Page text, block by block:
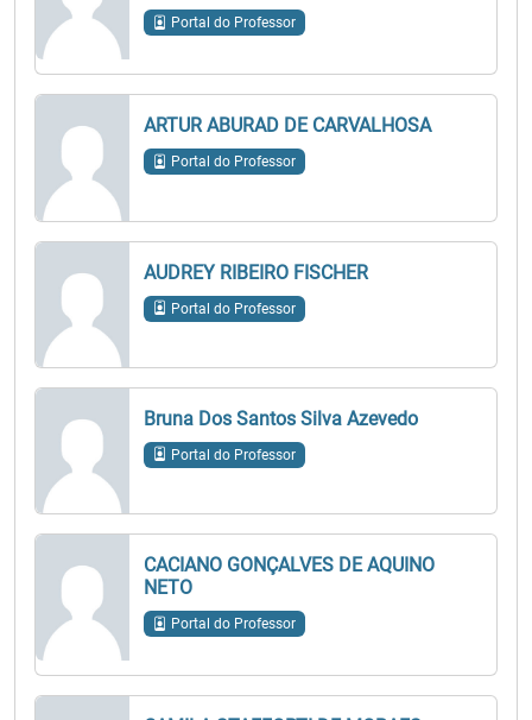
Portal do Professor
ARTUR ABURAD DE CARVALHOSA
Portal do Professor
AUDREY RIBEIRO FISCHER
Portal do Professor
Bruna Dos Santos Silva Azevedo
Portal do Professor
CACIANO GONÇALVES DE AQUINO
NETO
Portal do Professor